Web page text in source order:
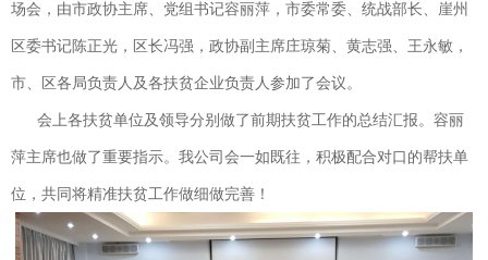
场会，由市政协主席、党组书记容丽萍，市委常委、统战部长、崖州
区委书记陈正光，区长冯强，政协副主席庄琼菊、黄志强、王永敏，
市、区各局负责人及各扶贫企业负责人参加了会议。
会上各扶贫单位及领导分别做了前期扶贫工作的总结汇报。容丽
萍主席也做了重要指示。我公司会一如既往，积极配合对口的帮扶单
位，共同将精准扶贫工作做细做完善！